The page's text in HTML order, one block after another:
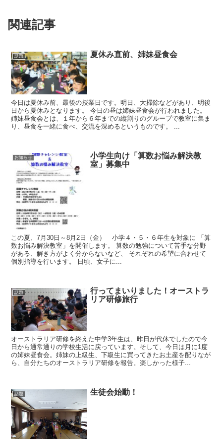
関連記事
話題 夏休み直前、姉妹昼食会
今日は夏休み前、最後の授業日です。明日、大掃除などがあり、明後
日から夏休みとなります。 今日の昼は姉妹昼食会が行われました。
姉妹昼食会とは、１年から６年までの縦割りのグループで教室に集ま
り、昼食を一緒に食べ、交流を深めるというものです。 ...
お知らせ
小学生向け「算数お悩み解決教
室」募集中
この夏、7月30日～8月2日（金） 小学４・５・６年生を対象に 「算
数お悩み解決教室」を開催します。 算数の勉強について苦手な分野
がある、解き方がよく分からないなど、 それぞれの希望に合わせて
個別指導を行います。 日頃、女子に...
話題
行ってまいりました！オーストラ
リア研修旅行
オーストラリア研修を終えた中学3年生は、昨日が代休でしたので今
日から通常通りの学校生活に戻っています。そして、今日は月に1度
の姉妹昼食会。姉妹の上級生、下級生に買ってきたお土産を配りなが
ら、自分たちのオーストラリア研修を報告。楽しかった様子...
話題 生徒会始動！